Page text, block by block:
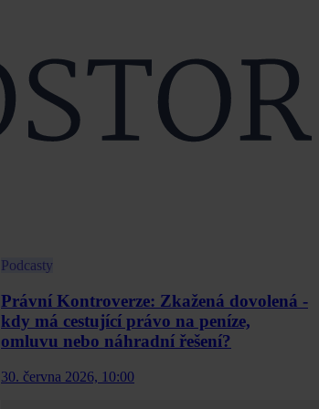
Podcasty
Právní Kontroverze: Zkažená dovolená -
kdy má cestující právo na peníze,
omluvu nebo náhradní řešení?
30. června 2026, 10:00